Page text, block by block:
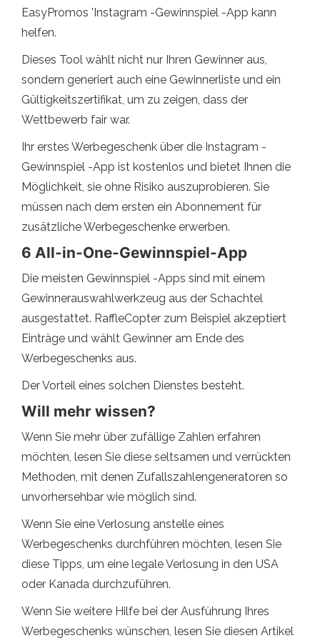
EasyPromos 'Instagram -Gewinnspiel -App kann
helfen.
Dieses Tool wählt nicht nur Ihren Gewinner aus,
sondern generiert auch eine Gewinnerliste und ein
Gültigkeitszertifikat, um zu zeigen, dass der
Wettbewerb fair war.
Ihr erstes Werbegeschenk über die Instagram -
Gewinnspiel -App ist kostenlos und bietet Ihnen die
Möglichkeit, sie ohne Risiko auszuprobieren. Sie
müssen nach dem ersten ein Abonnement für
zusätzliche Werbegeschenke erwerben.
6 All-in-One-Gewinnspiel-App
Die meisten Gewinnspiel -Apps sind mit einem
Gewinnerauswahlwerkzeug aus der Schachtel
ausgestattet. RaffleCopter zum Beispiel akzeptiert
Einträge und wählt Gewinner am Ende des
Werbegeschenks aus.
Der Vorteil eines solchen Dienstes besteht.
Will mehr wissen?
Wenn Sie mehr über zufällige Zahlen erfahren
möchten, lesen Sie diese seltsamen und verrückten
Methoden, mit denen Zufallszahlengeneratoren so
unvorhersehbar wie möglich sind.
Wenn Sie eine Verlosung anstelle eines
Werbegeschenks durchführen möchten, lesen Sie
diese Tipps, um eine legale Verlosung in den USA
oder Kanada durchzuführen.
Wenn Sie weitere Hilfe bei der Ausführung Ihres
Werbegeschenks wünschen, lesen Sie diesen Artikel